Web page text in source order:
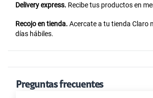
Delivery express. Recibe tus productos en
Recojo en tienda. Acercate a tu tienda Claro
días hábiles.
Preguntas frecuentes